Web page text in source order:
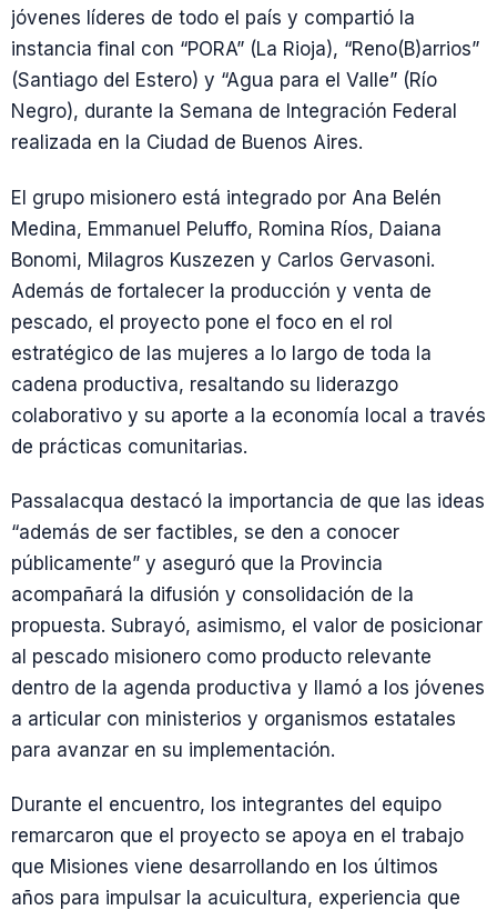
jóvenes líderes de todo el país y compartió la
instancia final con “PORA” (La Rioja), “Reno(B)arrios”
(Santiago del Estero) y “Agua para el Valle” (Río
Negro), durante la Semana de Integración Federal
realizada en la Ciudad de Buenos Aires.
El grupo misionero está integrado por Ana Belén
Medina, Emmanuel Peluffo, Romina Ríos, Daiana
Bonomi, Milagros Kuszezen y Carlos Gervasoni.
Además de fortalecer la producción y venta de
pescado, el proyecto pone el foco en el rol
estratégico de las mujeres a lo largo de toda la
cadena productiva, resaltando su liderazgo
colaborativo y su aporte a la economía local a través
de prácticas comunitarias.
Passalacqua destacó la importancia de que las ideas
“además de ser factibles, se den a conocer
públicamente” y aseguró que la Provincia
acompañará la difusión y consolidación de la
propuesta. Subrayó, asimismo, el valor de posicionar
al pescado misionero como producto relevante
dentro de la agenda productiva y llamó a los jóvenes
a articular con ministerios y organismos estatales
para avanzar en su implementación.
Durante el encuentro, los integrantes del equipo
remarcaron que el proyecto se apoya en el trabajo
que Misiones viene desarrollando en los últimos
años para impulsar la acuicultura, experiencia que